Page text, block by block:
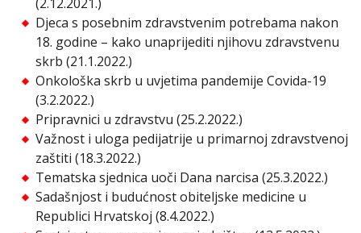
Djeca s posebnim zdravstvenim potrebama nakon
18. godine – kako unaprijediti njihovu zdravstvenu
skrb (21.1.2022.)
Onkološka skrb u uvjetima pandemije Covida-19
(3.2.2022.)
Pripravnici u zdravstvu (25.2.2022.)
Važnost i uloga pedijatrije u primarnoj zdravstvenoj
zaštiti (18.3.2022.)
Tematska sjednica uoči Dana narcisa (25.3.2022.)
Sadašnjost i budućnost obiteljske medicine u
Republici Hrvatskoj (8.4.2022.)